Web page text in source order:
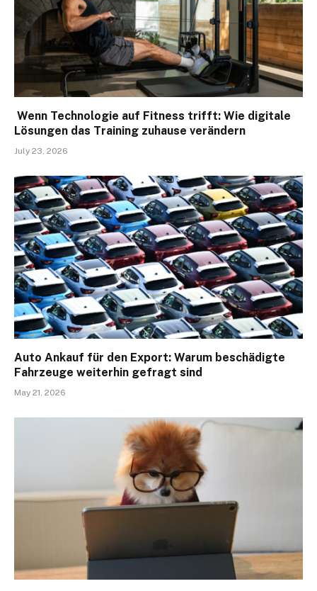
Wenn Technologie auf Fitness trifft: Wie digitale
Lösungen das Training zuhause verändern
July 23, 2026
Auto Ankauf für den Export: Warum beschädigte
Fahrzeuge weiterhin gefragt sind
May 21, 2026